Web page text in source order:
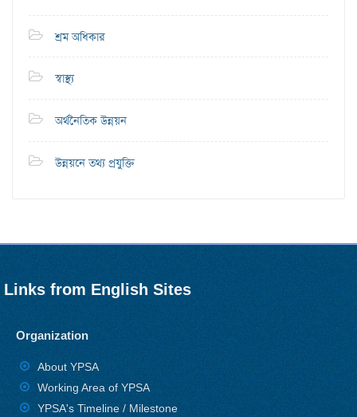
শ্রম অধিকার
স্বাস্থ্য
অর্থনৈতিক উন্নয়ন
উন্নয়নে তথ্য প্রযুক্তি
Links from English Sites
Organization
About YPSA
Working Area of YPSA
YPSA's Timeline / Milestone